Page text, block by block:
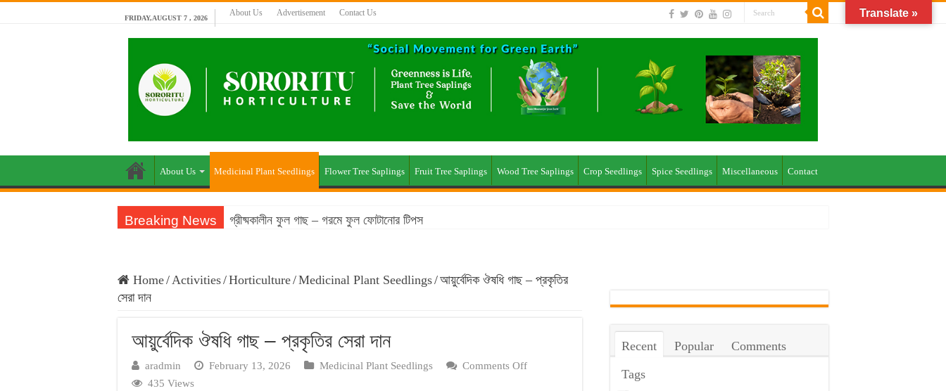
FRIDAY,AUGUST 7 , 2026
About Us Advertisement Contact Us
About Us Medicinal Plant Seedlings Flower Tree Saplings Fruit Tree Saplings Wood Tree Saplings Crop Seedlings Spice Seedlings Miscellaneous Contact
Breaking News গ্রীষ্মকালীন ফুল গাছ – গরমে ফুল ফোটানোর টিপস
Home/ Activities/Horticulture/Medicinal Plant Seedlings/আয়ুর্বেদিক ঔষধি গাছ – প্রকৃতির
সেরা দান
আয়ুর্বেদিক ঔষধি গাছ – প্রকৃতির সেরা দান
aradmin February 13, 2026 Medicinal Plant Seedlings Comments Offon
435 Views
Recent Popular
Comments
Tags
Translate »